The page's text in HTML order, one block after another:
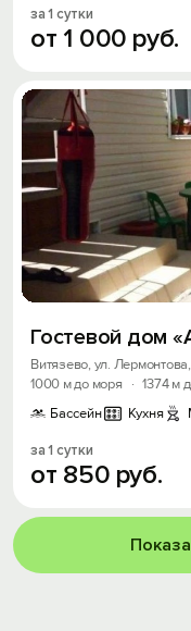
за 1 сутки
от 1 000 руб.
Гостевой дом
Витязево, ул.
1000 м до моря
· 1374 м
Бассейн
Кухня
за 1 сутки
от 850 руб.